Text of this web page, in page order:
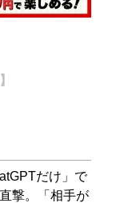
だけ」で
撃。「相手が